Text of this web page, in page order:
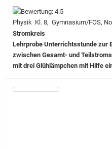
Physik Kl. 8, Gymnasium/FOS,
Stromkreis
Lehrprobe Unterrichtsstunde zur
zwischen Gesamt- und
mit drei Glühlämpchen mit Hilfe